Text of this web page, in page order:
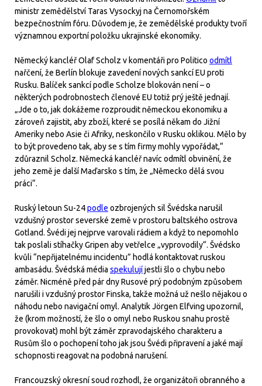
ministr zemědělství Taras Vysockyj na Černomořském
bezpečnostním fóru. Důvodem je, že zemědělské produkty tvoří
významnou exportní položku ukrajinské ekonomiky.
Německý kancléř Olaf Scholz v komentáři pro Politico odmítl
nařčení, že Berlín blokuje zavedení nových sankcí EU proti
Rusku. Balíček sankcí podle Scholze blokován není – o
některých podrobnostech členové EU totiž prý ještě jednají.
„Jde o to, jak dokážeme rozproudit německou ekonomiku a
zároveň zajistit, aby zboží, které se posílá někam do Jižní
Ameriky nebo Asie či Afriky, neskončilo v Rusku oklikou. Mělo by
to být provedeno tak, aby se s tím firmy mohly vypořádat,“
zdůraznil Scholz. Německá kancléř navíc odmítl obvinění, že
jeho země je další Maďarsko s tím, že „Německo dělá svou
práci“.
Ruský letoun Su-24podle ozbrojených sil Švédska narušil
vzdušný prostor severské země v prostoru baltského ostrova
Gotland. Švédi jej nejprve varovali rádiem a když to nepomohlo
tak poslali stíhačky Gripen aby vetřelce „vyprovodily“. Švédsko
kvůli “nepřijatelnému incidentu” hodlá kontaktovat ruskou
ambasádu. Švédská média spekulujíjestli šlo o chybu nebo
záměr. Nicméně před pár dny Rusové prý podobným způsobem
narušili i vzdušný prostor Finska, takže možná už nešlo nějakou o
náhodu nebo navigační omyl. Analytik Jörgen Elfving upozornil,
že (krom možností, že šlo o omyl nebo Ruskou snahu prostě
provokovat) mohl být záměr zpravodajského charakteru a
Rusům šlo o pochopení toho jak jsou Švédi připravení a jaké mají
schopnosti reagovat na podobná narušení.
Francouzský okresní soud rozhodl, že organizátoři obranného a